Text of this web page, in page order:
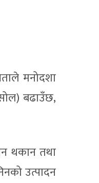
मनोदशा
बढाउँछ,
थकान तथा
उत्पादन